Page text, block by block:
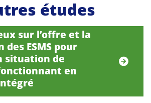
études
sur l’offre et la
ESMS pour
situation de
en